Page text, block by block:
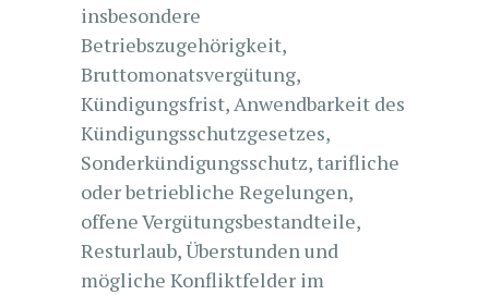
insbesondere
Betriebszugehörigkeit,
Bruttomonatsvergütung,
Kündigungsfrist, Anwendbarkeit des
Kündigungsschutzgesetzes,
Sonderkündigungsschutz, tarifliche
oder betriebliche Regelungen,
offene Vergütungsbestandteile,
Resturlaub, Überstunden und
mögliche Konfliktfelder im